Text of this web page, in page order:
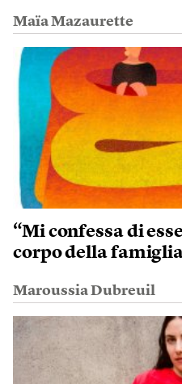
Maïa Mazaurette
“Mi confessa di
corpo della
Maroussia Dubreuil